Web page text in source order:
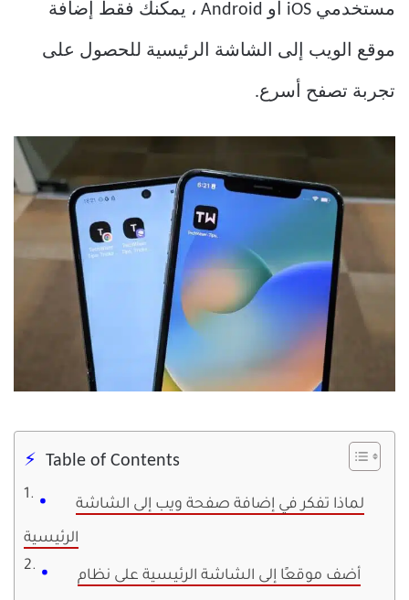
مستخدمي iOS أو Android ، يمكنك فقط إضافة
موقع الويب إلى الشاشة الرئيسية للحصول على
تجربة تصفح أسرع.
Table of Contents
لماذا تفكر في إضافة صفحة ويب إلى الشاشة
الرئيسية
أضف موقعًا إلى الشاشة الرئيسية على نظام